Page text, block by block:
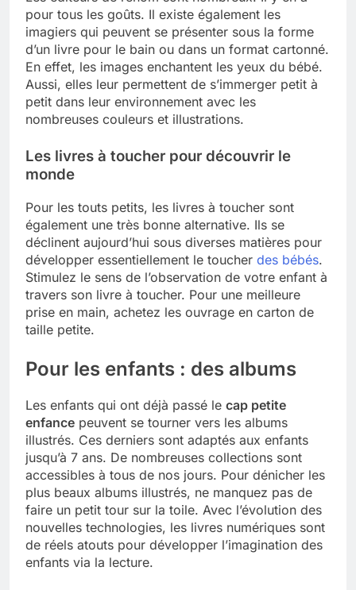
pour tous les goûts. Il existe également les
imagiers qui peuvent se présenter sous la forme
d’un livre pour le bain ou dans un format cartonné.
En effet, les images enchantent les yeux du bébé.
Aussi, elles leur permettent de s’immerger petit à
petit dans leur environnement avec les
nombreuses couleurs et illustrations.
Les livres à toucher pour découvrir le
monde
Pour les touts petits, les livres à toucher sont
également une très bonne alternative. Ils se
déclinent aujourd’hui sous diverses matières pour
développer essentiellement le toucher des bébés.
Stimulez le sens de l’observation de votre enfant à
travers son livre à toucher. Pour une meilleure
prise en main, achetez les ouvrage en carton de
taille petite.
Pour les enfants : des albums
Les enfants qui ont déjà passé le cap petite
enfance peuvent se tourner vers les albums
illustrés. Ces derniers sont adaptés aux enfants
jusqu’à 7 ans. De nombreuses collections sont
accessibles à tous de nos jours. Pour dénicher les
plus beaux albums illustrés, ne manquez pas de
faire un petit tour sur la toile. Avec l’évolution des
nouvelles technologies, les livres numériques sont
de réels atouts pour développer l’imagination des
enfants via la lecture.